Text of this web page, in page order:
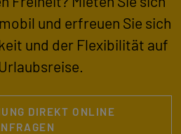
und erfreuen Sie sich
und der Flexibilität auf
DIREKT ONLINE